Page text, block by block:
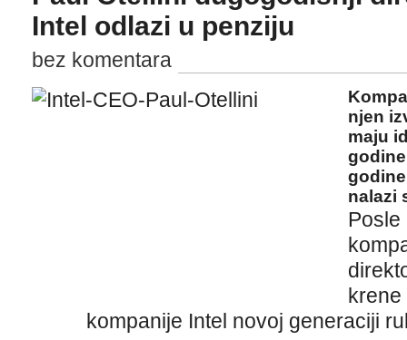
Intel odlazi u penziju
bez komentara
njen
maju
nalazi
kompanije Intel novoj generaciji